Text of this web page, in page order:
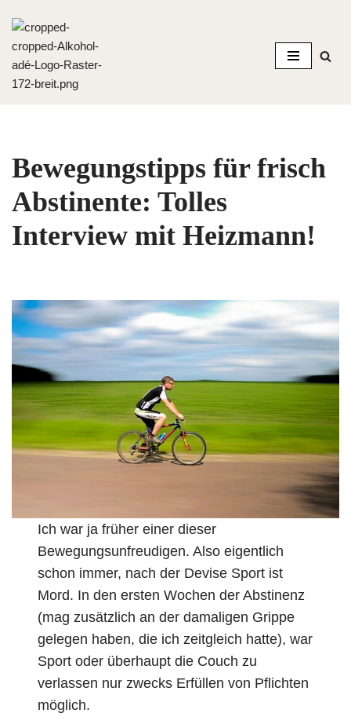
Zum
Inhalt
springen
Bewegungstipps für frisch
Abstinente: Tolles
Interview mit Heizmann!
Ich war ja früher einer dieser
Bewegungsunfreudigen. Also eigentlich
schon immer, nach der Devise Sport ist
Mord. In den ersten Wochen der Abstinenz
(mag zusätzlich an der damaligen Grippe
gelegen haben, die ich zeitgleich hatte), war
Sport oder überhaupt die Couch zu
verlassen nur zwecks Erfüllen von Pflichten
möglich.